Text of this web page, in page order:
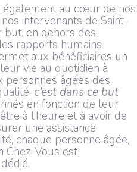
également au cœur de nos
intervenants de Saint-
en dehors des
rapports humains
aux bénéficiaires un
vie au quotidien à
âgées des
c’est dans ce but
en fonction de leur
à l’heure et à avoir de
une assistance
chaque personne âgée,
Chez-Vous est